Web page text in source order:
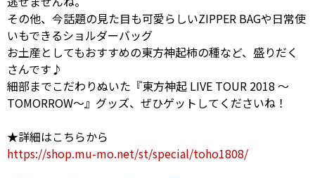
その他、今話題の見た目も可愛らしいZIPPER BAGや日常使
いもできるショルダーバッグ
お土産としてもおすすめの東方神起柿の種など、盛りだく
さんです♪
細部までこだわりぬいた『東方神起 LIVE TOUR 2018 ～
TOMORROW～』グッズ、ぜひゲットしてくださいね！
★詳細はこちらから
https://shop.mu-mo.net/st/special/toho1808/